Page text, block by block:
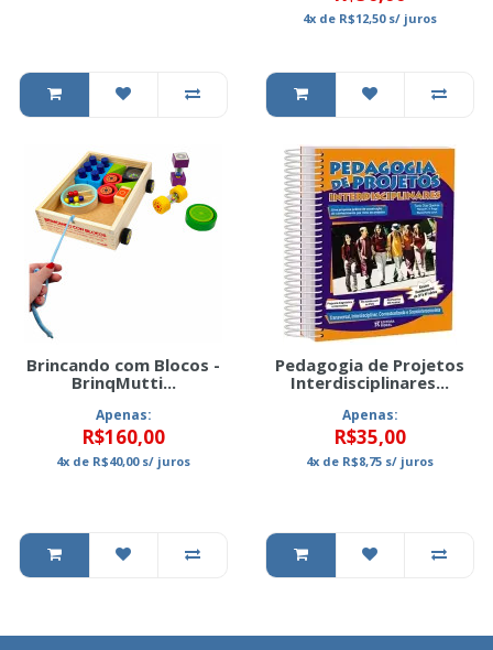
4x de R$12,50s/ juros
Brincando com Blocos -
BrinqMutti...
Apenas:
R$160,00
4x de R$40,00s/ juros
Pedagogia de Projetos
Interdisciplinares...
Apenas:
R$35,00
4x de R$8,75 s/ juros